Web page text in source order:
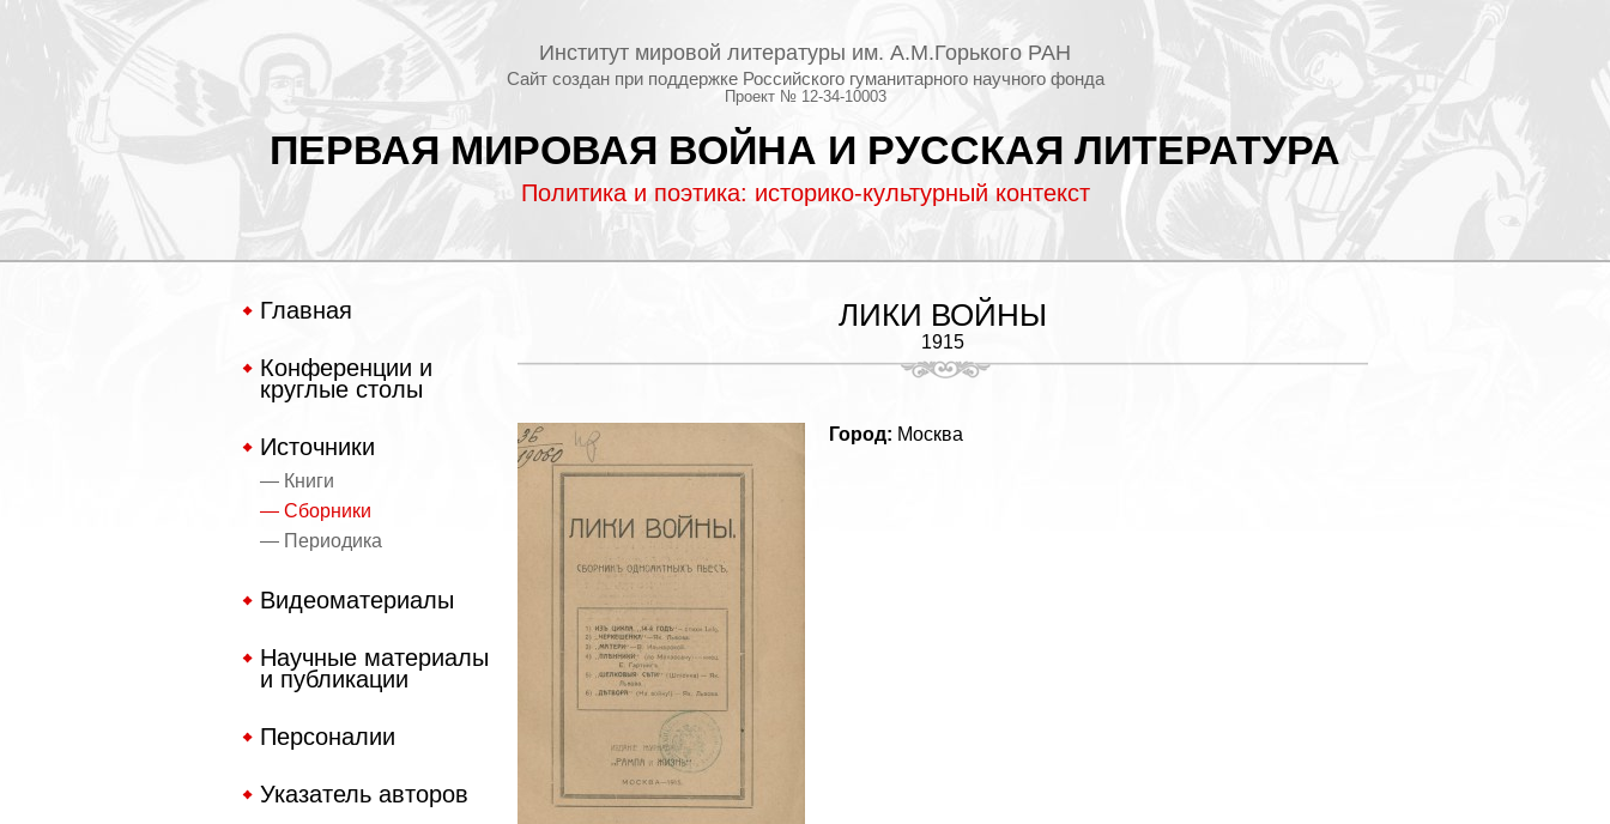
Институт мировой литературы им. А.М.Горького РАН
Сайт создан при поддержке Российского гуманитарного научного фонда
Проект № 12-34-10003
ПЕРВАЯ МИРОВАЯ ВОЙНА И РУССКАЯ ЛИТЕРАТУРА
Политика и поэтика: историко-культурный контекст
Главная
Конференции и
круглые столы
Источники
— Книги
— Сборники
— Периодика
Видеоматериалы
Научные материалы
и публикации
Персоналии
Указатель авторов
ЛИКИ ВОЙНЫ
1915
Город: Москва